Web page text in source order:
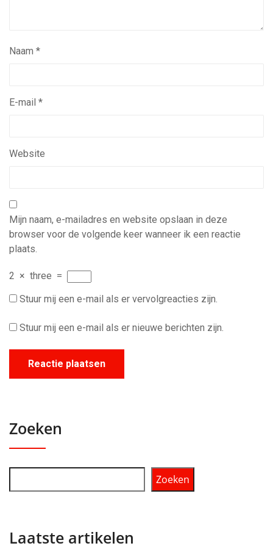
Naam *
E-mail *
Website
Mijn naam, e-mailadres en website opslaan in deze
browser voor de volgende keer wanneer ik een reactie
plaats.
2 × three =
Stuur mij een e-mail als er vervolgreacties zijn.
Stuur mij een e-mail als er nieuwe berichten zijn.
Zoeken
Zoeken
Laatste artikelen